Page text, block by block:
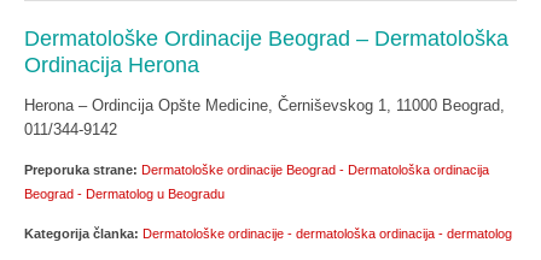
Dermatološke Ordinacije Beograd – Dermatološka
Ordinacija Herona
Herona – Ordincija Opšte Medicine, Černiševskog 1, 11000 Beograd,
011/344-9142
Preporuka strane: Dermatološke ordinacije Beograd - Dermatološka ordinacija
Beograd - Dermatolog u Beogradu
Kategorija članka: Dermatološke ordinacije - dermatološka ordinacija - dermatolog